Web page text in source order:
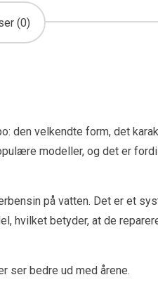
(0)
den velkendte form, det
modeller, og det er
på vatten. Det er et
hvilket betyder, at de
ser bedre ud med årene.